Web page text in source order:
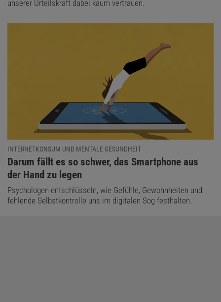
unserer Urteilskraft dabei kaum vertrauen.
INTERNETKONSUM UND MENTALE GESUNDHEIT
:
Darum fällt es so schwer, das Smartphone aus
der Hand zu legen
Psychologen entschlüsseln, wie Gefühle, Gewohnheiten und
fehlende Selbstkontrolle uns im digitalen Sog festhalten.